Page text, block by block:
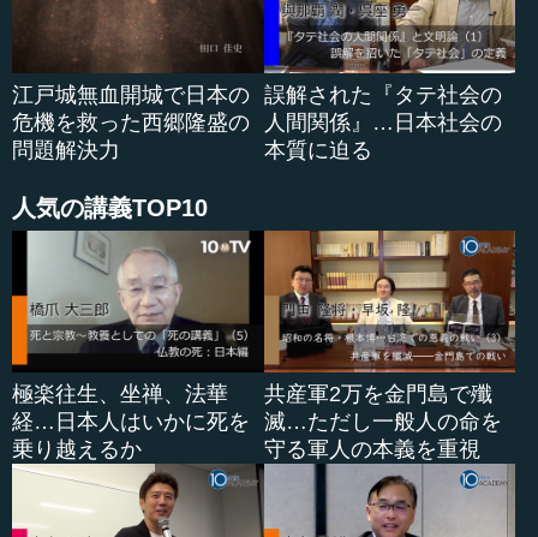
―― ウラノスが第一世代に当たるのですか。
鎌田 そうなります。そのウラノスができるのもまた、そ
れほど簡単ではありません。ウラノスという神の性格（キ
ャラクター）は天空神で、不死なる神々の基盤を確固たる
ものにしたという役割と意味が与えられています。そのウ
スの前には母ガイアがいたということになります。
―― よく地球をガイアといったりしますが、ガイアとは
大地といった意味...
江戸城無血開城で日本の
危機を救った西郷隆盛の
問題解決力
誤解された『タテ社会の
人間関係』…日本社会の
本質に迫る
人気の講義TOP10
極楽往生、坐禅、法華
経…日本人はいかに死を
乗り越えるか
共産軍2万を金門島で殲
滅…ただし一般人の命を
守る軍人の本義を重視